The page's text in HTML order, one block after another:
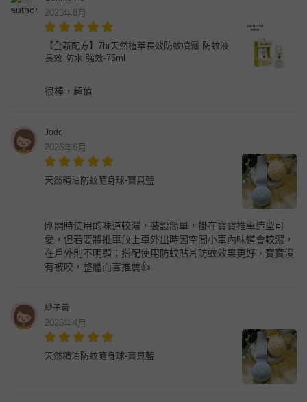
2026年8月
【全新配方】7hr天然植萃長效防蚊噴霧 防蚊液
長效 防水 強效-75ml
很棒，超值
Jodo
2026年6月
天然精油防蚊隨身球-寶貝藍
剛開時使用的味道較濃，裝設簡單，掛在寶寶推車造型可
愛，但若要將推車放上車外出時因空間小車內味道會較濃，
在戶外則不明顯；搭配使用防蚊貼片防蚊效果更好，寶寶沒
有被咬，整體而言推薦👍
紗子黃
2026年4月
天然精油防蚊隨身球-寶貝藍